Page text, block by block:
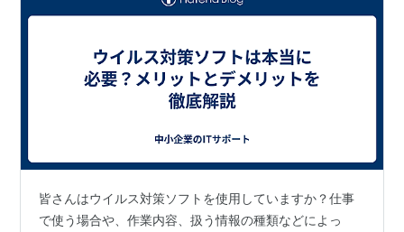
皆さんはウイルス対策ソフトを使用していますか？仕事
で使う場合や、作業内容、扱う情報の種類などによっ